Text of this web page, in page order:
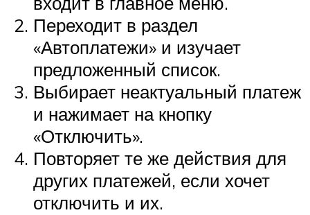
Переходит в раздел
«Автоплатежи» и изучает
предложенный список.
Выбирает неактуальный платеж
и нажимает на кнопку
«Отключить».
Повторяет те же действия для
других платежей, если хочет
отключить и их.